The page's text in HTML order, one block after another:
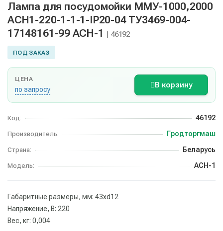
Лампа для посудомойки ММУ-1000,2000
АСН1-220-1-1-1-IP20-04 ТУ3469-004-
17148161-99 АСН-1 | 46192
ПОД ЗАКАЗ
ЦЕНА
по запросу
В корзину
Код: 46192
Производитель: Гродторгмаш
Страна: Беларусь
Модель: АСН-1
Габаритные размеры, мм: 43хd12
Напряжение, В: 220
Вес, кг: 0,004